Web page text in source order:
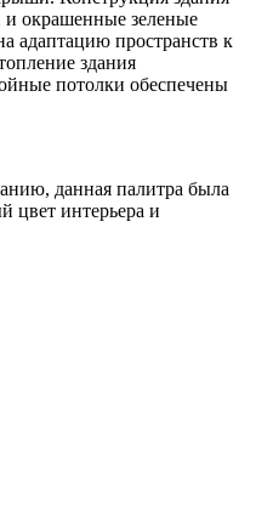
и окрашенные зеленые
адаптацию пространств к
здания
потолки обеспечены
данная палитра была
цвет интерьера и